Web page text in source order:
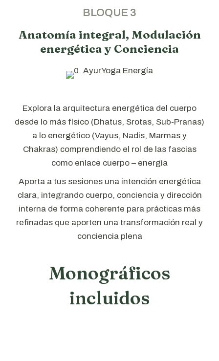
BLOQUE 3
Anatomía integral, Modulación
energética y Conciencia
Explora la arquitectura energética del cuerpo
desde lo más físico (Dhatus, Srotas, Sub-Pranas)
a lo energético (Vayus, Nadis, Marmas y
Chakras) comprendiendo el rol de las fascias
como enlace cuerpo – energía
Aporta a tus sesiones una intención energética
clara, integrando cuerpo, conciencia y dirección
interna de forma coherente para prácticas más
refinadas que aporten una transformación real y
conciencia plena
Monográficos
incluidos